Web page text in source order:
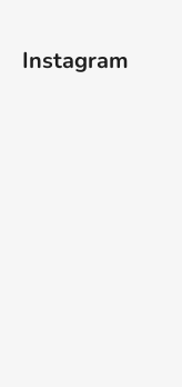
Instagram